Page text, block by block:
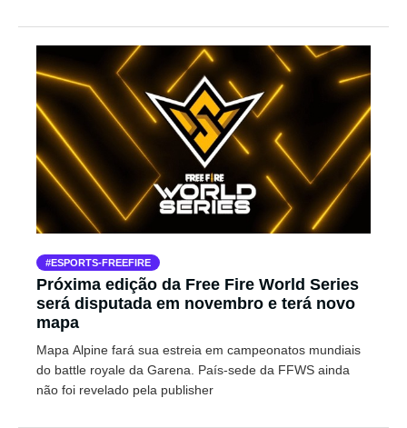
ESPORTS-FREEFIRE
Próxima edição da Free Fire World Series
será disputada em novembro e terá novo
mapa
Mapa Alpine fará sua estreia em campeonatos mundiais
do battle royale da Garena. País-sede da FFWS ainda
não foi revelado pela publisher